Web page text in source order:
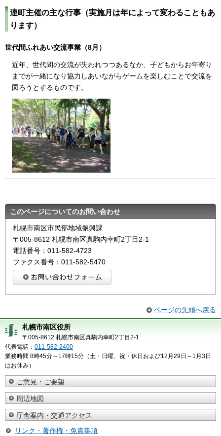
連町主催の主な行事（実施月は年によって変わることもあ
ります）
世代間ふれあい交流事業（8月）
近年、世代間の交流が失われつつあるなか、子どもからお年寄り
までが一緒になり協力しあいながらゲームを楽しむことで交流を
図ろうとするものです。
このページについてのお問い合わせ
札幌市南区市民部地域振興課
〒005-8612 札幌市南区真駒内幸町2丁目2-1
電話番号：011-582-4723
ファクス番号：011-582-5470
ページの先頭へ戻る
札幌市南区役所
〒005-8612 札幌市南区真駒内幸町2丁目2-1
代表電話： 011-582-2400
業務時間 8時45分～17時15分（土・日曜、祝・休日および12月29日～1月3日
はお休み）
ご意見・ご要望
周辺地図
庁舎案内・交通アクセス
リンク・著作権・免責事項